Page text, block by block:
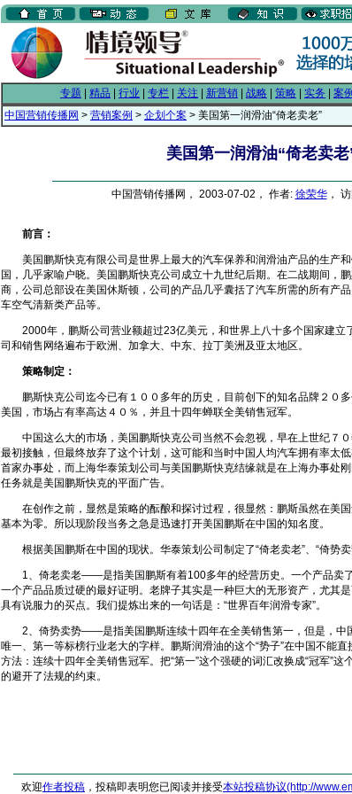
专题 精品 行业 专栏 关注 新营销 战略 策略 实务 案例
中国营销传播网 > 营销案例 > 企划个案 > 美国第一润滑油“倚老卖老”
美国第一润滑油“倚老卖老
中国营销传播网， 2003-07-02， 作者: 徐荣华，
前言：
美国鹏斯快克有限公司是世界上最大的汽车保养和润滑油产品的生产和
国，几乎家喻户晓。美国鹏斯快克公司成立十九世纪后期。在二战期间，
商，公司总部设在美国休斯顿，公司的产品几乎囊括了汽车所需的所有产
车空气清新类产品等。
2000年，鹏斯公司营业额超过23亿美元，和世界上八十多个国家建立
司和销售网络遍布于欧洲、加拿大、中东、拉丁美洲及亚太地区。
策略制定：
鹏斯快克公司迄今已有１００多年的历史，目前创下的知名品牌２０多
美国，市场占有率高达４０％，并且十四年蝉联全美销售冠军。
中国这么大的市场，美国鹏斯快克公司当然不会忽视，早在上世纪７０
最初接触，但最终放弃了这个计划，这可能和当时中国人均汽车拥有率太
首家办事处，而上海华泰策划公司与美国鹏斯快克结缘就是在上海办事处
任务就是美国鹏斯快克的平面广告。
在创作之前，显然是策略的酝酿和探讨过程，很显然：鹏斯虽然在美国
基本为零。所以现阶段当务之急是迅速打开美国鹏斯在中国的知名度。
根据美国鹏斯在中国的现状。华泰策划公司制定了“倚老卖老”、“倚势卖
1、倚老卖老——是指美国鹏斯有着100多年的经营历史。一个产品卖了
一个产品品质过硬的最好证明。老牌子其实是一种巨大的无形资产，尤其
具有说服力的买点。我们提炼出来的一句话是：“世界百年润滑专家”。
2、倚势卖势——是指美国鹏斯连续十四年在全美销售第一，但是，中
唯一、第一等标榜行业老大的字样。鹏斯润滑油的这个“势子”在中国不能
方法：连续十四年全美销售冠军。把“第一”这个强硬的词汇改换成“冠军”
的避开了法规的约束。
欢迎作者投稿 ，投稿即表明您已阅读并接受本站投稿协议(http://